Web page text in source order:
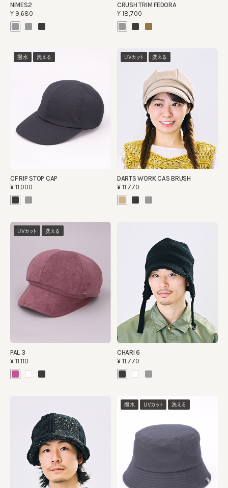
NIMES2
¥9,680
CRUSH TRIM FEDORA
¥18,700
撥水 洗える
CF RIP STOP CAP
¥11,000
UVカット 洗える
DARTS WORK CAS BRUSH
¥11,770
UVカット 洗える
PAL 3
¥11,110
CHARI 6
¥11,770
撥水 UVカット 洗える